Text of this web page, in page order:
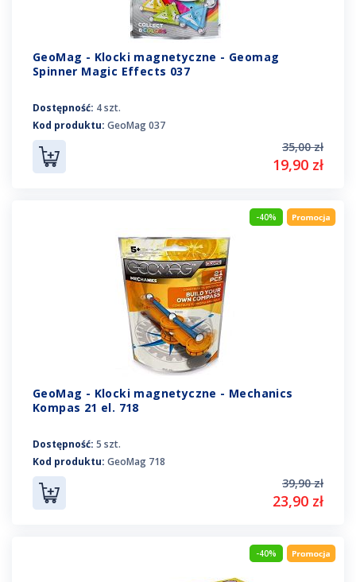
GeoMag - Klocki magnetyczne - Geomag
Spinner Magic Effects 037
Dostępność: 4 szt.
Kod produktu: GeoMag 037
35,00 zł
19,90 zł
-40%
GeoMag - Klocki magnetyczne - Mechanics
Kompas 21 el. 718
Dostępność: 5 szt.
Kod produktu: GeoMag 718
39,90 zł
23,90 zł
-40%